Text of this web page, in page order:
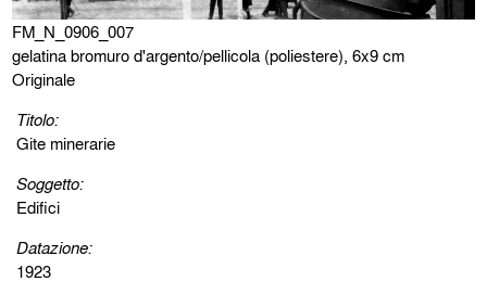
FM_N_0906_007
gelatina bromuro d'argento/pellicola (poliestere), 6x9 cm
Originale
Titolo:
Gite minerarie
Soggetto:
Edifici
Datazione:
1923